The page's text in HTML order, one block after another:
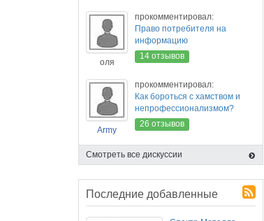
оля
прокомментировал:
Право потребителя на
информацию
14 отзывов
Army
прокомментировал:
Как бороться с хамством и
непрофессионализмом?
26 отзывов
Смотреть все дискуссии
Последние добавленные